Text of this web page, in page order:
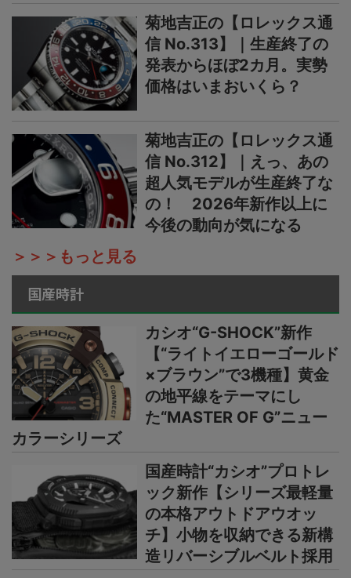
菊地吉正の【ロレックス通
信 No.313】｜生産終了の
発表からほぼ2カ月。実勢
価格はいまおいくら？
菊地吉正の【ロレックス通
信 No.312】｜えっ、あの
超人気モデルが生産終了な
の！ 2026年新作以上に
今後の動向が気になる
＞＞＞もっと見る
国産時計
カシオ“G-SHOCK”新作
【“ライトイエローゴールド
×ブラウン”で3機種】黄金
の地平線をテーマにし
た“MASTER OF G”ニュー
カラーシリーズ
国産時計“カシオ”プロトレ
ック新作【シリーズ最軽量
の本格アウトドアウオッ
チ】小物を収納できる新構
造リバーシブルベルト採用